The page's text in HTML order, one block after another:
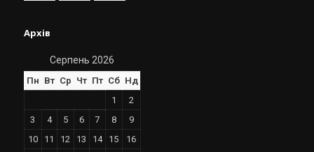
Архів
Серпень 2026
Пн Вт Ср Чт Пт Сб Нд
1
2
3
4 5 6 7 8
9
10
11 12 13 14 15
16